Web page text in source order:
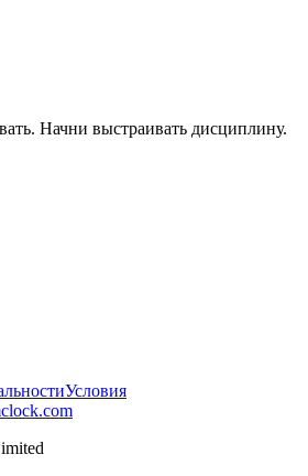
Начни выстраивать дисциплину.
Условия